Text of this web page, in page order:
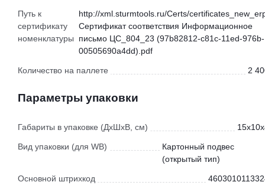
Путь к
сертификату
номенклатуры
http://xml.sturmtools.ru/Certs/
Сертификат соответствия Информационное
письмо ЦС_804_23 (97b82812-c81c-11ed-976b-
00505690a4dd).pdf
Количество на паллете 2
Параметры упаковки
Габариты в упаковке (ДхШхВ, см)
Вид упаковки (для WB)
Картонный подвес
(открытый тип)
Основной штрихкод